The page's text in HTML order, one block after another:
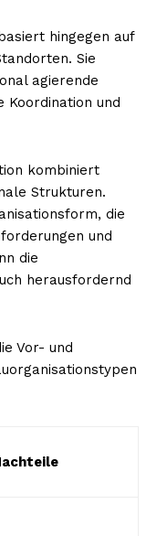
hingegen auf
Sie
agierende
Koordination und
kombiniert
Strukturen.
die
und
die
herausfordernd
Vor- und